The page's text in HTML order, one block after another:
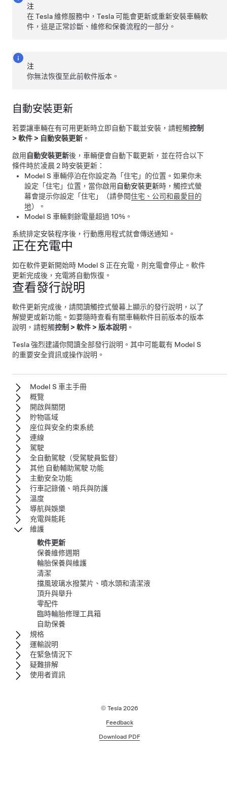
注
在 Tesla 維修服務中，Tesla 可能會更新或重新安裝車輛軟
件，這是正常診斷、維修和保養流程的一部分。
注
你無法恢復至此前軟件版本。
自動安裝更新
若要讓車輛在有可用更新時立即自動下載並安裝，請輕觸控制
> 軟件 > 自動安裝更新 。
啟用 自動安裝更新後，車輛便會自動下載更新，並在符合以下
條件時於凌晨 2 時安裝更新：
Model S 車輛停泊在你設定為「住宅」的位置。如果你未
設定「住宅」位置，當你啟用 自動安裝更新時，觸控式螢
幕會提示你設定「住宅」（請參閱住宅、公司和最愛目的
地）。
Model S 車輛剩餘電量超過 10%。
系統排定安裝程序後，行動應用程式就會傳送通知。
正在充電中
如在軟件更新開始時 Model S 正在充電，則充電會停止。軟件
更新完成後，充電將自動恢復。
查看發行說明
軟件更新完成後，請閱讀觸控式螢幕上顯示的發行說明，以了
解變更或新功能。如要隨時查看有關車輛軟件目前版本的版本
說明，請輕觸控制 > 軟件 > 版本說明 。
Tesla 強烈建議你閱讀全部發行說明。其中可能載有 Model S
的重要安全資訊或操作說明。
Model S 車主手冊
概覽
開啟與關閉
貯物區域
座位與安全約束系統
連線
駕駛
全自動駕駛（受駕駛員監督）
其他 自動輔助駕駛 功能
主動安全功能
行車記錄儀、哨兵與防護
溫度
導航與娛樂
充電與能耗
維護
軟件更新
保養維修週期
輪胎保養與維護
清潔
擋風玻璃水撥葉片、噴水頭和清潔液
頂升與舉升
零配件
臨時輪胎修理工具箱
自助保養
規格
運輸說明
在緊急情況下
疑難排解
使用者資訊
© Tesla 2026
Feedback
Download PDF